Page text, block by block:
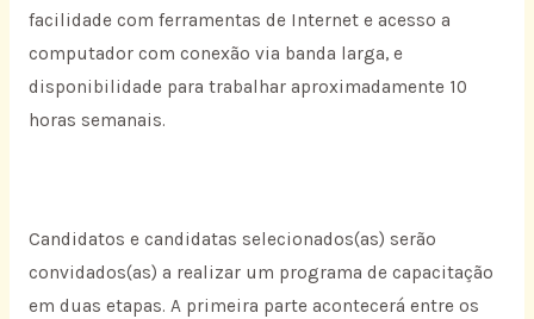
facilidade com ferramentas de Internet e acesso a
computador com conexão via banda larga, e
disponibilidade para trabalhar aproximadamente 10
horas semanais.
Candidatos e candidatas selecionados(as) serão
convidados(as) a realizar um programa de capacitação
em duas etapas. A primeira parte acontecerá entre os